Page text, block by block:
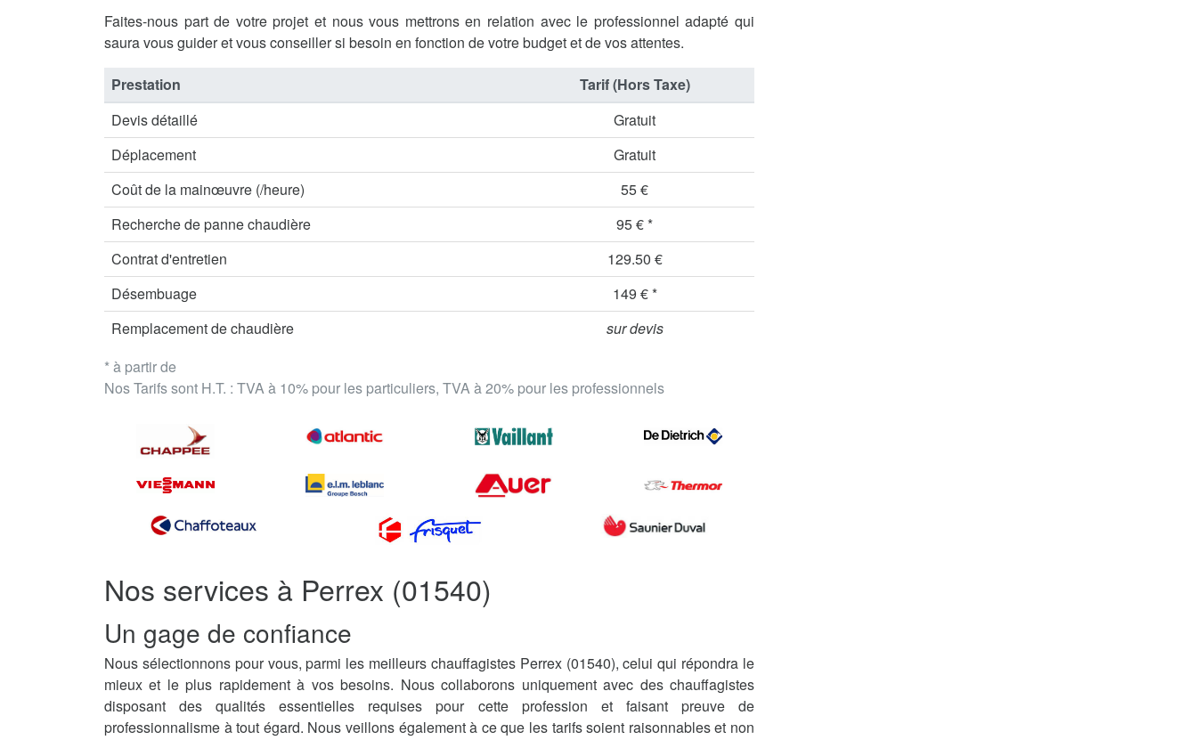
Faites-nous part de votre projet et nous vous mettrons en relation avec le professionnel adapté qui
saura vous guider et vous conseiller si besoin en fonction de votre budget et de vos attentes.
* à partir de
Nos Tarifs sont H.T. : TVA à 10% pour les particuliers, TVA à 20% pour les professionnels
Prestation
Tarif (Hors Taxe)
Devis détaillé
Gratuit
Déplacement
Gratuit
Coût de la mainœuvre (/heure)
55 €
Recherche de panne chaudière
95 € *
Contrat d'entretien
129.50 €
Désembuage
149 € *
Remplacement de chaudière
sur devis
Nos services à Perrex (01540)
Un gage de confiance
Nous sélectionnons pour vous, parmi les meilleurs chauffagistes Perrex (01540), celui qui répondra le
mieux et le plus rapidement à vos besoins. Nous collaborons uniquement avec des chauffagistes
disposant des qualités essentielles requises pour cette profession et faisant preuve de
professionnalisme à tout égard. Nous veillons également à ce que les tarifs soient raisonnables et non